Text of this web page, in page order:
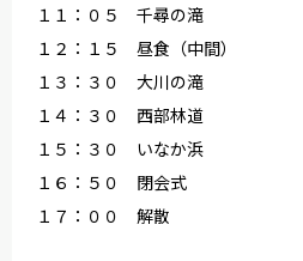
１１：０５ 千尋の滝
１２：１５ 昼食（中間）
１３：３０ 大川の滝
１４：３０ 西部林道
１５：３０ いなか浜
１６：５０ 閉会式
１７：００ 解散